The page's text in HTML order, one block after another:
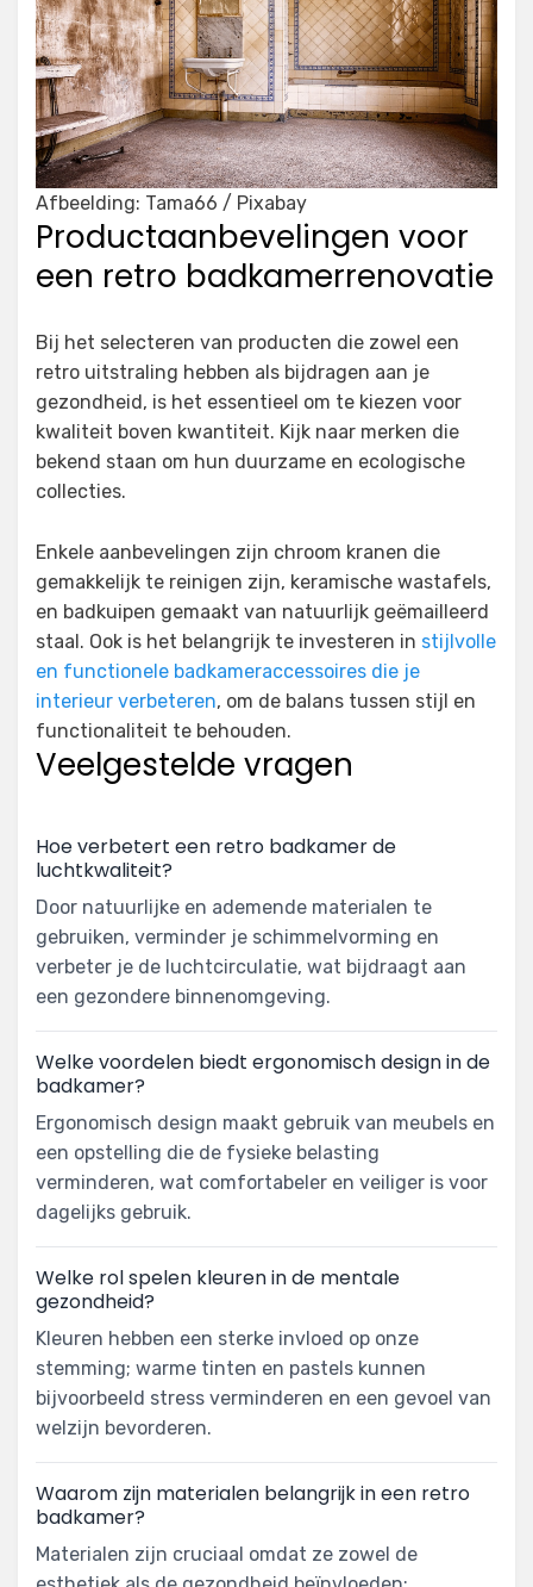
Afbeelding: Tama66 / Pixabay
Productaanbevelingen voor
een retro badkamerrenovatie
Bij het selecteren van producten die zowel een
retro uitstraling hebben als bijdragen aan je
gezondheid, is het essentieel om te kiezen voor
kwaliteit boven kwantiteit. Kijk naar merken die
bekend staan om hun duurzame en ecologische
collecties.
Enkele aanbevelingen zijn chroom kranen die
gemakkelijk te reinigen zijn, keramische wastafels,
en badkuipen gemaakt van natuurlijk geëmailleerd
staal. Ook is het belangrijk te investeren in stijlvolle
en functionele badkameraccessoires die je
interieur verbeteren, om de balans tussen stijl en
functionaliteit te behouden.
Veelgestelde vragen
Hoe verbetert een retro badkamer de
luchtkwaliteit?
Door natuurlijke en ademende materialen te
gebruiken, verminder je schimmelvorming en
verbeter je de luchtcirculatie, wat bijdraagt aan
een gezondere binnenomgeving.
Welke voordelen biedt ergonomisch design in de
badkamer?
Ergonomisch design maakt gebruik van meubels en
een opstelling die de fysieke belasting
verminderen, wat comfortabeler en veiliger is voor
dagelijks gebruik.
Welke rol spelen kleuren in de mentale
gezondheid?
Kleuren hebben een sterke invloed op onze
stemming; warme tinten en pastels kunnen
bijvoorbeeld stress verminderen en een gevoel van
welzijn bevorderen.
Waarom zijn materialen belangrijk in een retro
badkamer?
Materialen zijn cruciaal omdat ze zowel de